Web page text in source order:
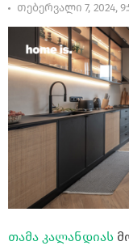
თებერვალი 7, 2024,
თამა კალანდიას